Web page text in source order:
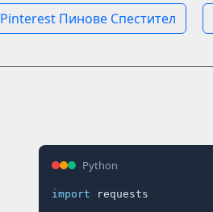
Pinterest Пинове Спестител
Python
import requests